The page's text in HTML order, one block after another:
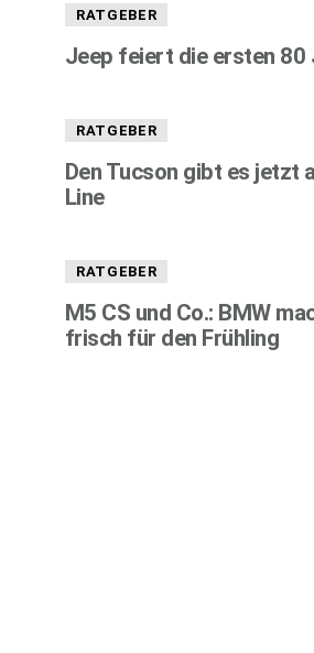
RATGEBER
Jeep feiert die ersten 80
RATGEBER
Den Tucson gibt es jetzt
Line
RATGEBER
M5 CS und Co.: BMW
frisch für den Frühling